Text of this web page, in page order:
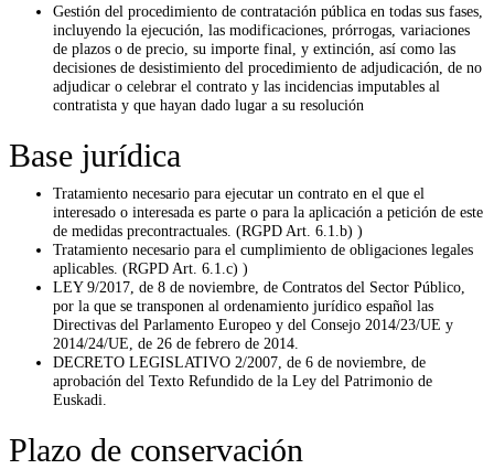
Gestión del procedimiento de contratación pública en todas sus fases,
incluyendo la ejecución, las modificaciones, prórrogas, variaciones
de plazos o de precio, su importe final, y extinción, así como las
decisiones de desistimiento del procedimiento de adjudicación, de no
adjudicar o celebrar el contrato y las incidencias imputables al
contratista y que hayan dado lugar a su resolución
Base jurídica
Tratamiento necesario para ejecutar un contrato en el que el
interesado o interesada es parte o para la aplicación a petición de este
de medidas precontractuales. (RGPD Art. 6.1.b) )
Tratamiento necesario para el cumplimiento de obligaciones legales
aplicables. (RGPD Art. 6.1.c) )
LEY 9/2017, de 8 de noviembre, de Contratos del Sector Público,
por la que se transponen al ordenamiento jurídico español las
Directivas del Parlamento Europeo y del Consejo 2014/23/UE y
2014/24/UE, de 26 de febrero de 2014.
DECRETO LEGISLATIVO 2/2007, de 6 de noviembre, de
aprobación del Texto Refundido de la Ley del Patrimonio de
Euskadi.
Plazo de conservación